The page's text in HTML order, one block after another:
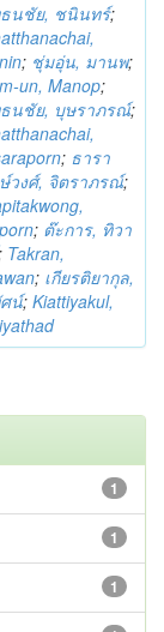
นชัย, ชนินทร์;
; ชุ่มอุ่น, มานพ;
un, Manop;
นชัย, บุษราภรณ์;
; ธารา
วงศ์, จิตราภรณ์;
; ต๊ะการ, ทิวา
Takran,
; เกียรติยากุล,
น์; Kiattiyakul,
1
1
1